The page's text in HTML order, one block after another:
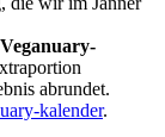
Veganuary-
abrundet.
kalender.